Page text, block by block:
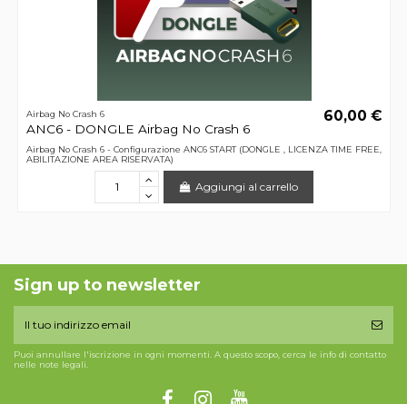
Airbag No Crash 6
ANC6 - DONGLE Airbag No Crash 6
60,00 €
Airbag No Crash 6 - Configurazione ANC6 START (DONGLE , LICENZA TIME FREE,
ABILITAZIONE AREA RISERVATA)
Aggiungi al carrello
Sign up to newsletter
Puoi annullare l'iscrizione in ogni momenti. A questo scopo, cerca le info di contatto
nelle note legali.